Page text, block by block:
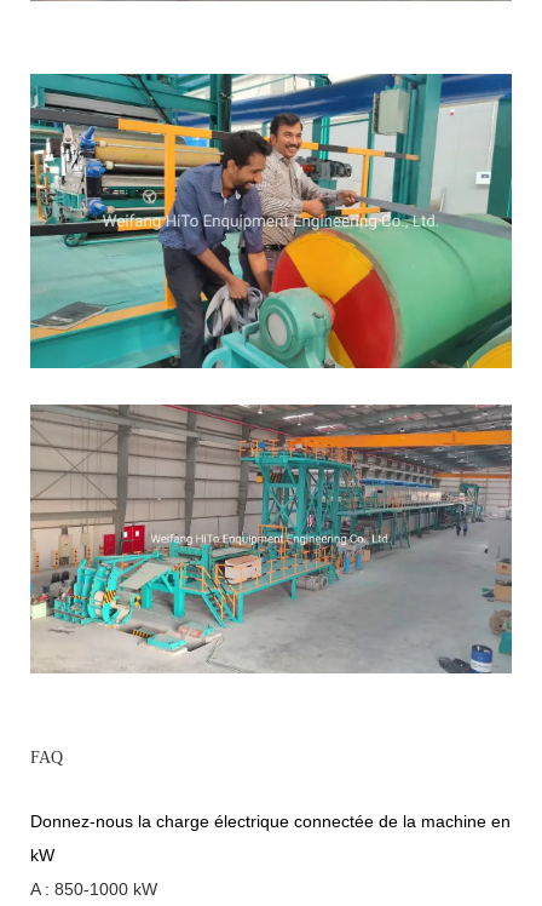
FAQ
Donnez-nous la charge électrique connectée de la machine en
kW
A : 850-1000 kW